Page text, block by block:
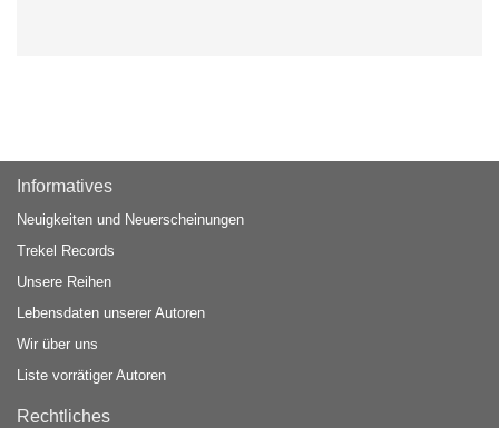
Informatives
Neuigkeiten und Neuerscheinungen
Trekel Records
Unsere Reihen
Lebensdaten unserer Autoren
Wir über uns
Liste vorrätiger Autoren
Rechtliches